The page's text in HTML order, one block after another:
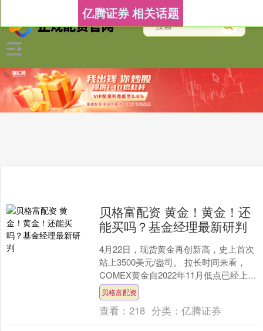
亿腾证券 相关话题
贝格富配资 黄金！黄金！还
能买吗？基金经理最新研判
4月22日，现货黄金再创新高，史上首次
站上3500美元/盎司。 拉长时间来看，
COMEX黄金自2022年11月低点已经上涨
了约110%，特别是自今年4月8日以来....
贝格富配资
查看：218 分类：亿腾证券